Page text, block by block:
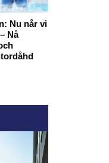
Nu når vi
Nå